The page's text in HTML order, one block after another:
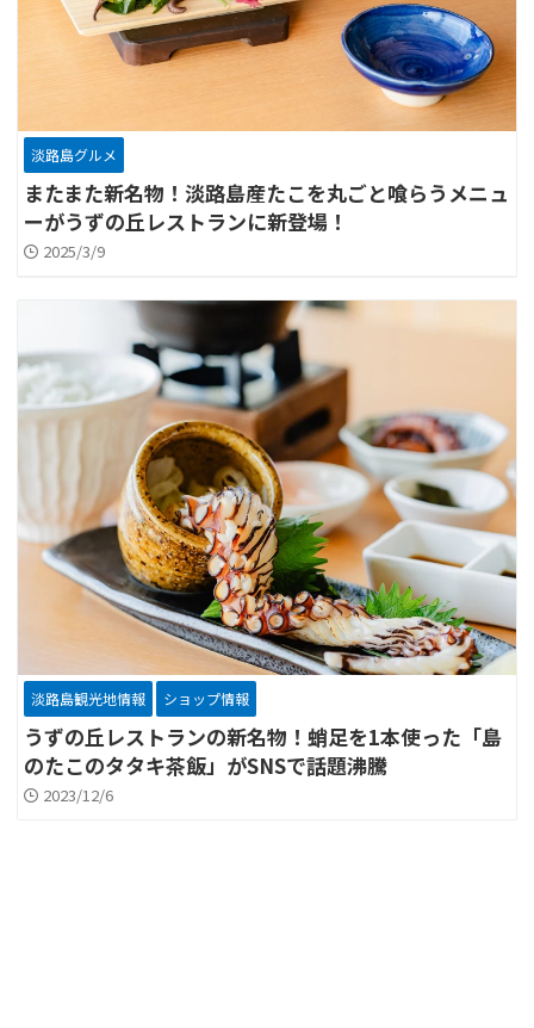
淡路島グルメ
またまた新名物！淡路島産たこを丸ごと喰らうメニュ
ーがうずの丘レストランに新登場！
2025/3/9
淡路島観光地情報 ショップ情報
うずの丘レストランの新名物！蛸足を1本使った「島
のたこのタタキ茶飯」がSNSで話題沸騰
2023/12/6